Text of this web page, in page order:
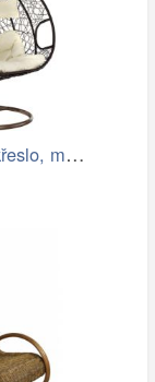
Závěsné dvojkřeslo, měděná/hnědá…